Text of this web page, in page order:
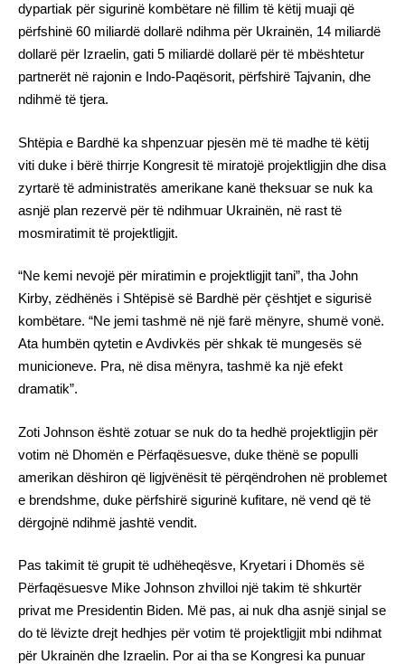
dypartiak për sigurinë kombëtare në fillim të këtij muaji që
përfshinë 60 miliardë dollarë ndihma për Ukrainën, 14 miliardë
dollarë për Izraelin, gati 5 miliardë dollarë për të mbështetur
partnerët në rajonin e Indo-Paqësorit, përfshirë Tajvanin, dhe
ndihmë të tjera.
Shtëpia e Bardhë ka shpenzuar pjesën më të madhe të këtij
viti duke i bërë thirrje Kongresit të miratojë projektligjin dhe disa
zyrtarë të administratës amerikane kanë theksuar se nuk ka
asnjë plan rezervë për të ndihmuar Ukrainën, në rast të
mosmiratimit të projektligjit.
“Ne kemi nevojë për miratimin e projektligjit tani”, tha John
Kirby, zëdhënës i Shtëpisë së Bardhë për çështjet e sigurisë
kombëtare. “Ne jemi tashmë në një farë mënyre, shumë vonë.
Ata humbën qytetin e Avdivkës për shkak të mungesës së
municioneve. Pra, në disa mënyra, tashmë ka një efekt
dramatik”.
Zoti Johnson është zotuar se nuk do ta hedhë projektligjin për
votim në Dhomën e Përfaqësuesve, duke thënë se populli
amerikan dëshiron që ligjvënësit të përqëndrohen në problemet
e brendshme, duke përfshirë sigurinë kufitare, në vend që të
dërgojnë ndihmë jashtë vendit.
Pas takimit të grupit të udhëheqësve, Kryetari i Dhomës së
Përfaqësuesve Mike Johnson zhvilloi një takim të shkurtër
privat me Presidentin Biden. Më pas, ai nuk dha asnjë sinjal se
do të lëvizte drejt hedhjes për votim të projektligjit mbi ndihmat
për Ukrainën dhe Izraelin. Por ai tha se Kongresi ka punuar